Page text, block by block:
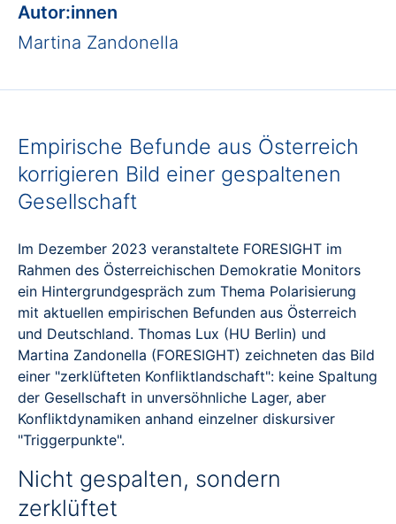
Autor:innen
Martina Zandonella
Empirische Befunde aus Österreich
korrigieren Bild einer gespaltenen
Gesellschaft
Im Dezember 2023 veranstaltete FORESIGHT im
Rahmen des Österreichischen Demokratie Monitors
ein Hintergrundgespräch zum Thema Polarisierung
mit aktuellen empirischen Befunden aus Österreich
und Deutschland. Thomas Lux (HU Berlin) und
Martina Zandonella (FORESIGHT) zeichneten das Bild
einer "zerklüfteten Konfliktlandschaft": keine Spaltung
der Gesellschaft in unversöhnliche Lager, aber
Konfliktdynamiken anhand einzelner diskursiver
"Triggerpunkte".
Nicht gespalten, sondern
zerklüftet